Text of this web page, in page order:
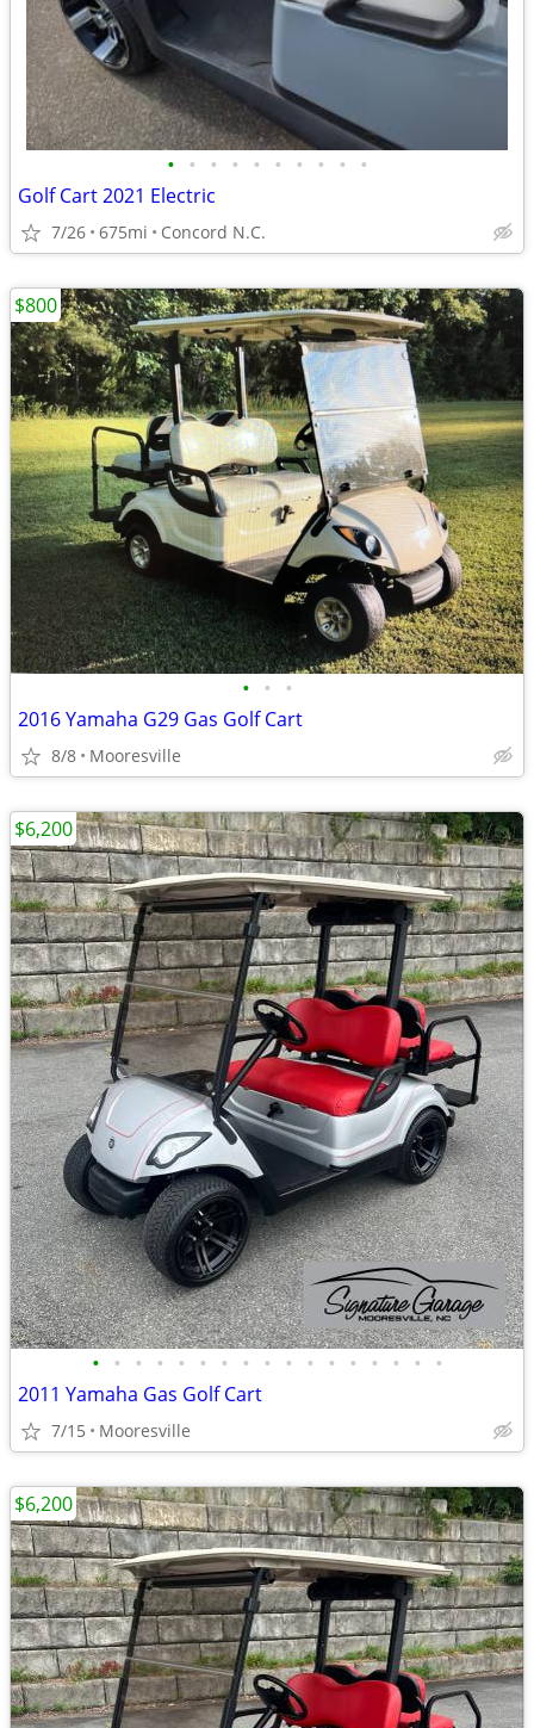
• • • • • • • • • •
Golf Cart 2021 Electric
7/26 675mi Concord N.C.
• • •
2016 Yamaha G29 Gas Golf Cart
8/8 Mooresville
$800
• • • • • • • • • • • • • • • • •
2011 Yamaha Gas Golf Cart
7/15 Mooresville
$6,200
$6,200